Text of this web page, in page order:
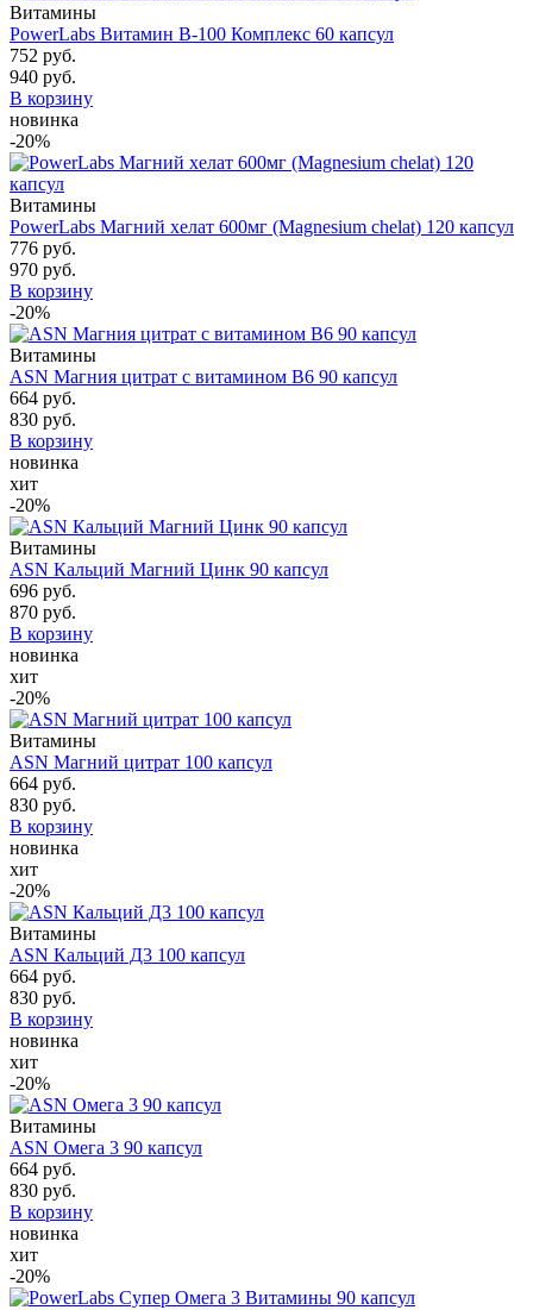
Витамины
PowerLabs Витамин B-100 Комплекс 60 капсул
752 руб.
940 руб.
В корзину
новинка
-20%
Витамины
PowerLabs Магний хелат 600мг (Magnesium chelat) 120 капсул
776 руб.
970 руб.
В корзину
-20%
Витамины
ASN Магния цитрат с витамином B6 90 капсул
664 руб.
830 руб.
В корзину
новинка
хит
-20%
Витамины
ASN Кальций Магний Цинк 90 капсул
696 руб.
870 руб.
В корзину
новинка
хит
-20%
Витамины
ASN Магний цитрат 100 капсул
664 руб.
830 руб.
В корзину
новинка
хит
-20%
Витамины
ASN Кальций Д3 100 капсул
664 руб.
830 руб.
В корзину
новинка
хит
-20%
Витамины
ASN Омега 3 90 капсул
664 руб.
830 руб.
В корзину
новинка
хит
-20%